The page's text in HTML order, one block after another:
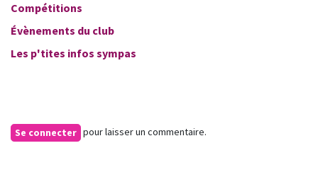
Compétitions
Évènements du club
Les p'tites infos sympas
Se connecter pour laisser un commentaire.